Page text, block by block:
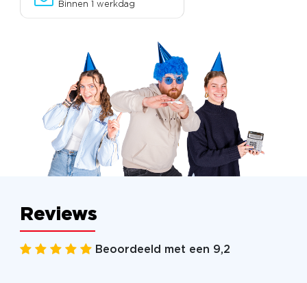
Binnen 1 werkdag
Reviews
Beoordeeld met een 9,2